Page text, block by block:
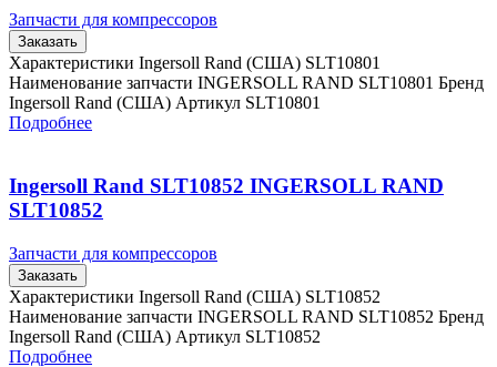
Запчасти для компрессоров
Заказать
Характеристики Ingersoll Rand (США) SLT10801
Наименование запчасти INGERSOLL RAND SLT10801 Бренд
Ingersoll Rand (США) Артикул SLT10801
Подробнее
Ingersoll Rand SLT10852 INGERSOLL RAND
SLT10852
Запчасти для компрессоров
Заказать
Характеристики Ingersoll Rand (США) SLT10852
Наименование запчасти INGERSOLL RAND SLT10852 Бренд
Ingersoll Rand (США) Артикул SLT10852
Подробнее